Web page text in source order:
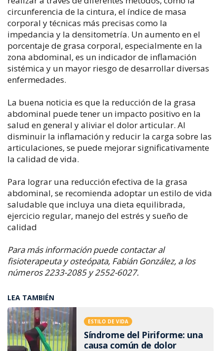
circunferencia de la cintura, el índice de masa
corporal y técnicas más precisas como la
impedancia y la densitometría. Un aumento en el
porcentaje de grasa corporal, especialmente en la
zona abdominal, es un indicador de inflamación
sistémica y un mayor riesgo de desarrollar diversas
enfermedades.
La buena noticia es que la reducción de la grasa
abdominal puede tener un impacto positivo en la
salud en general y aliviar el dolor articular. Al
disminuir la inflamación y reducir la carga sobre las
articulaciones, se puede mejorar significativamente
la calidad de vida.
Para lograr una reducción efectiva de la grasa
abdominal, se recomienda adoptar un estilo de vida
saludable que incluya una dieta equilibrada,
ejercicio regular, manejo del estrés y sueño de
calidad
Para más información puede contactar al
fisioterapeuta y osteópata, Fabián González, a los
números 2233-2085 y 2552-6027.
LEA TAMBIÉN
ESTILO DE VIDA
Síndrome del Piriforme: una
causa común de dolor